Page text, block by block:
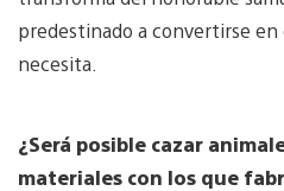
predestinado a convertirse en
necesita.
¿Será posible cazar
materiales con los que